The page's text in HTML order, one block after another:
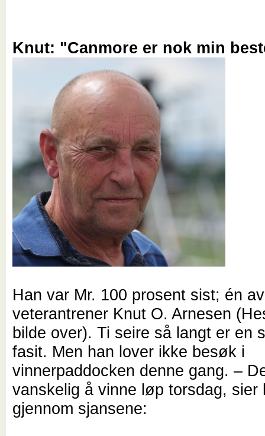
Knut: "Canmore er nok min
Han var Mr. 100 prosent sist; én
veterantrener Knut O. Arnesen
bilde over). Ti seire så langt er en
fasit. Men han lover ikke besøk i
vinnerpaddocken denne gang. –
vanskelig å vinne løp torsdag, sier
gjennom sjansene: